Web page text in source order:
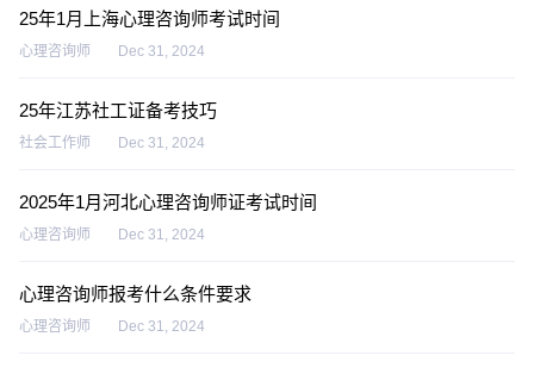
25年1月上海心理咨询师考试时间
心理咨询师 Dec 31, 2024
25年江苏社工证备考技巧
社会工作师 Dec 31, 2024
2025年1月河北心理咨询师证考试时间
心理咨询师 Dec 31, 2024
心理咨询师报考什么条件要求
心理咨询师 Dec 31, 2024